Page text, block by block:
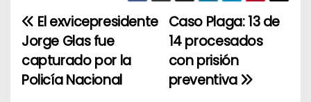
N
a
v
Caso Plaga: 13 de
14 procesados
con prisión
preventiva
El exvicepresidente
Jorge Glas fue
capturado por la
Policía Nacional